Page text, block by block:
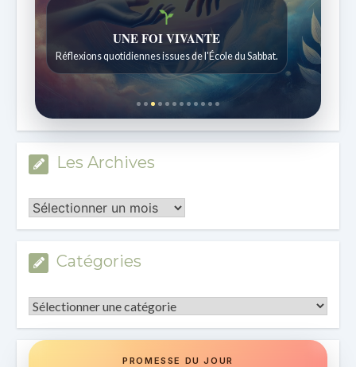
UNE FOI VIVANTE
Réflexions quotidiennes issues de l'École du Sabbat.
Les Archives
Les
Archives
Catégories
Catégories
PROMESSE DU JOUR